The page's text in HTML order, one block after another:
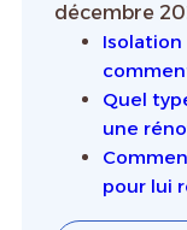
décembre
Quel
une
pour lui